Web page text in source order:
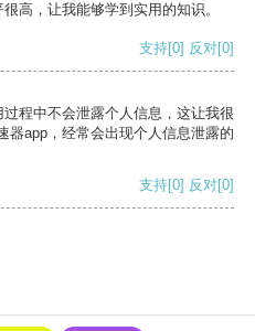
高，让我能够学到实用的知识。
支持[0] 反对[0]
程中不会泄露个人信息，这让我很
器app，经常会出现个人信息泄露的
支持[0] 反对[0]